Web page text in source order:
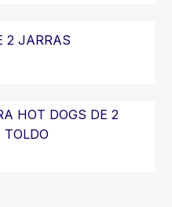
2 JARRAS
HOT DOGS DE 2
TOLDO